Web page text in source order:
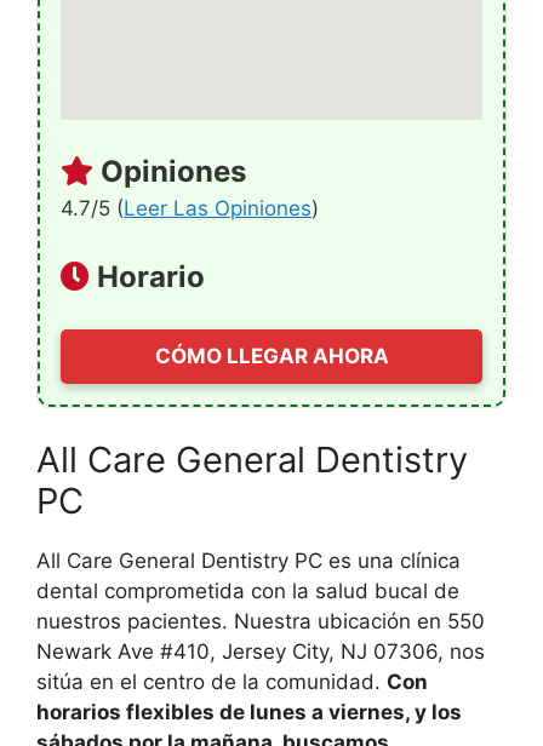
Opiniones
4.7/5 (Leer Las Opiniones)
Horario
CÓMO LLEGAR AHORA
All Care General Dentistry
PC
All Care General Dentistry PC es una clínica
dental comprometida con la salud bucal de
nuestros pacientes. Nuestra ubicación en 550
Newark Ave #410, Jersey City, NJ 07306, nos
sitúa en el centro de la comunidad. Con
horarios flexibles de lunes a viernes, y los